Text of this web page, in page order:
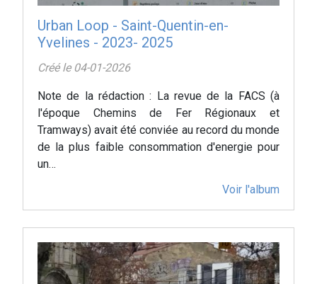
Urban Loop - Saint-Quentin-en-
Yvelines - 2023- 2025
Créé le 04-01-2026
Note de la rédaction : La revue de la FACS (à
l'époque Chemins de Fer Régionaux et
Tramways) avait été conviée au record du monde
de la plus faible consommation d'energie pour
un…
Voir l'album